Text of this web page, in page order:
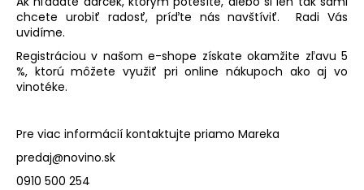
chcete urobiť radosť, príďte nás navštíviť. Radi Vás
uvidíme.
Registráciou v našom e-shope získate okamžite zľavu 5
%, ktorú môžete využiť pri online nákupoch ako aj vo
vinotéke.
Pre viac informácií kontaktujte priamo Mareka
predaj@novino.sk
0910 500 254
t
e
n
á
s
ť
?